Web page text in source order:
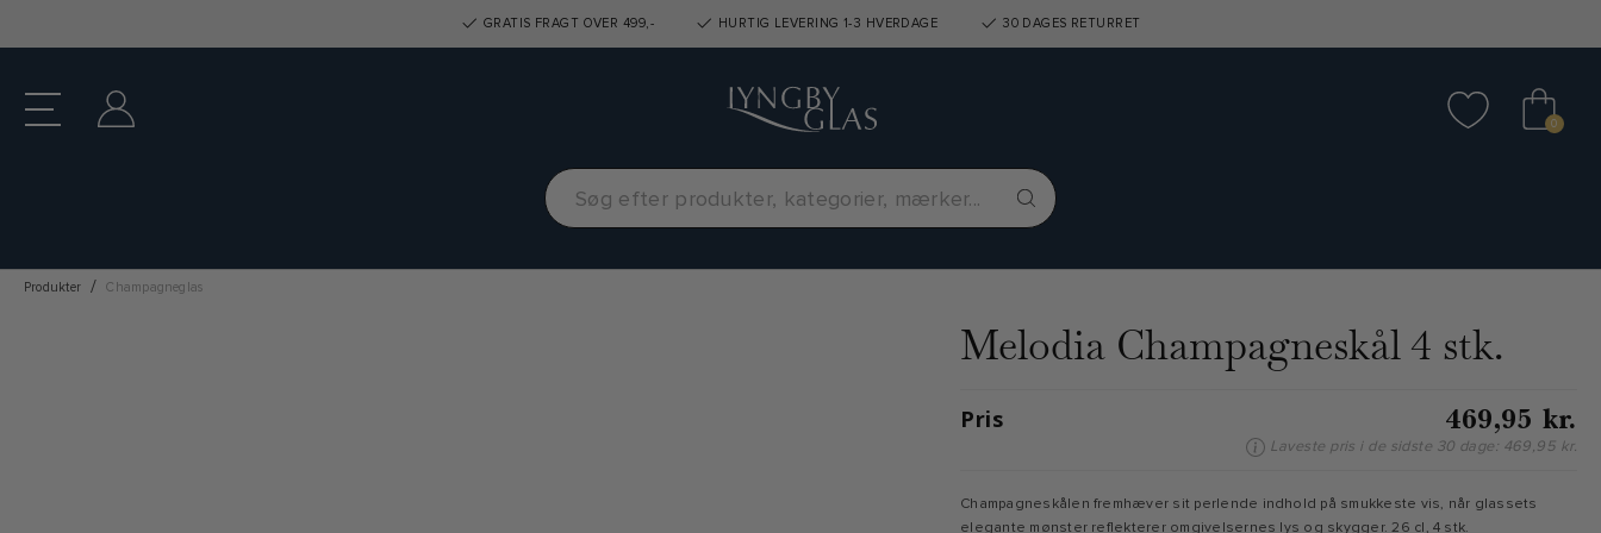
GRATIS FRAGT OVER 499,- HURTIG LEVERING 1-3 HVERDAGE 30 DAGES RETURRET
0
Produkter Champagneglas
Melodia Champagneskål 4 stk.
Pris 469,95 kr.
Laveste pris i de sidste 30 dage: 469,95 kr.
Champagneskålen fremhæver sit perlende indhold på smukkeste vis, når glassets
elegante mønster reflekterer omgivelsernes lys og skygger. 26 cl, 4 stk.